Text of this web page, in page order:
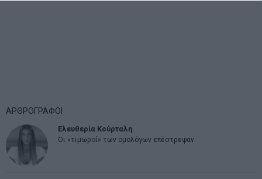
ΑΡΘΡΟΓΡΑΦΟΙ
Ελευθερία Κούρταλη
Οι «τιμωροί» των ομολόγων επέστρεψαν